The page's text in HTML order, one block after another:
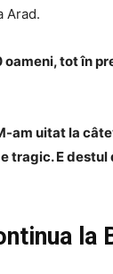
Arad.
tot în
am uitat la
tragic. E
la